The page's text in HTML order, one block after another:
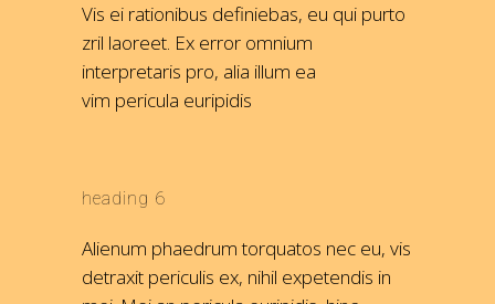
Vis ei rationibus definiebas, eu qui purto
zril laoreet. Ex error omnium
interpretaris pro, alia illum ea
vim pericula euripidis
heading 6
Alienum phaedrum torquatos nec eu, vis
detraxit periculis ex, nihil expetendis in